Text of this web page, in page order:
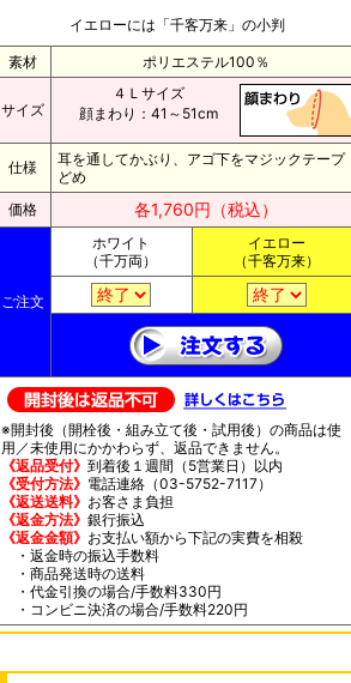
イエローには「千客万来」の小判
素材 ポリエステル100％
サイズ
４Ｌサイズ
顔まわり：41～51cm
仕様
耳を通してかぶり、アゴ下をマジックテープ
どめ
価格
各1,760円（税込）
ご注文
ホワイト
（千万両）
イエロー
（千客万来）
※開封後（開栓後・組み立て後・試用後）の商品は使
用／未使用にかかわらず、返品できません。
《返品受付》 到着後１週間（5営業日）以内
《受付方法》 電話連絡（03-5752-7117）
《返送送料》 お客さま負担
《返金方法》 銀行振込
《返金金額》 お支払い額から下記の実費を相殺
・返金時の振込手数料
・商品発送時の送料
・代金引換の場合/手数料330円
・コンビニ決済の場合/手数料220円